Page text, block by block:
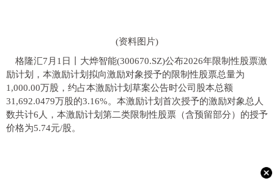
(资料图片)
格隆汇7月1日丨大烨智能(300670.SZ)公布2026年限制性股票激
励计划，本激励计划拟向激励对象授予的限制性股票总量为
1,000.00万股，约占本激励计划草案公告时公司股本总额
31,692.0479万股的3.16%。本激励计划首次授予的激励对象总人
数共计6人，本激励计划第二类限制性股票（含预留部分）的授予
价格为5.74元/股。